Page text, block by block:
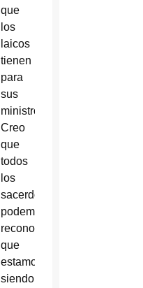
que
los
laicos
tienen
para
sus
ministros.
Creo
que
todos
los
sacerdotes
podemos
reconocer
que
estamos
siendo